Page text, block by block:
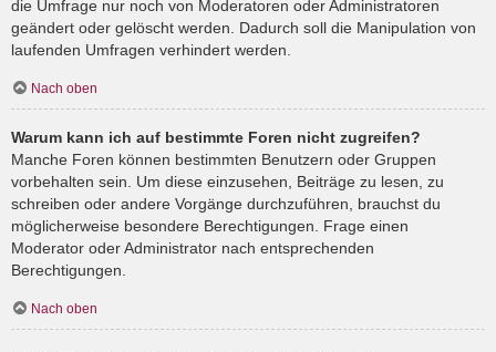
die Umfrage nur noch von Moderatoren oder Administratoren
geändert oder gelöscht werden. Dadurch soll die Manipulation von
laufenden Umfragen verhindert werden.
Nach oben
Warum kann ich auf bestimmte Foren nicht zugreifen?
Manche Foren können bestimmten Benutzern oder Gruppen
vorbehalten sein. Um diese einzusehen, Beiträge zu lesen, zu
schreiben oder andere Vorgänge durchzuführen, brauchst du
möglicherweise besondere Berechtigungen. Frage einen
Moderator oder Administrator nach entsprechenden
Berechtigungen.
Nach oben